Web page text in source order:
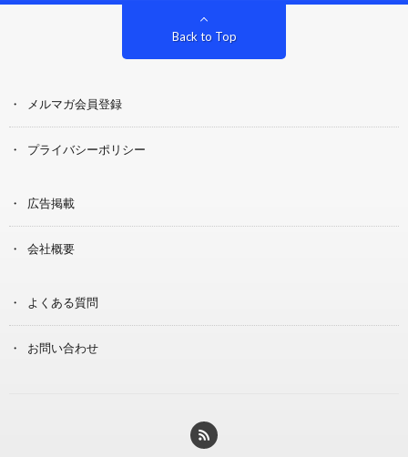
Back to Top
メルマガ会員登録
プライバシーポリシー
広告掲載
会社概要
よくある質問
お問い合わせ